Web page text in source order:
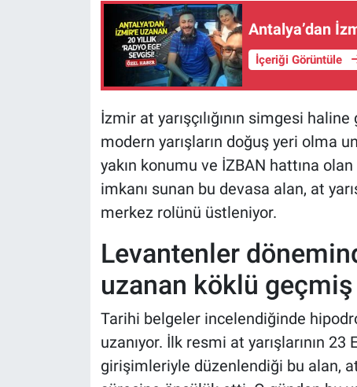
Antalya’dan
İçeriği Görüntüle
İzmir at yarışçılığının simgesi
modern yarışların doğuş yeri olma
yakın konumu ve İZBAN hattına
imkanı sunan bu devasa alan, at
merkez rolünü üstleniyor.
Levantenler
uzanan köklü geçmiş
Tarihi belgeler incelendiğinde
uzanıyor. İlk resmi at yarışlarının
girişimleriyle düzenlendiği bu alan,